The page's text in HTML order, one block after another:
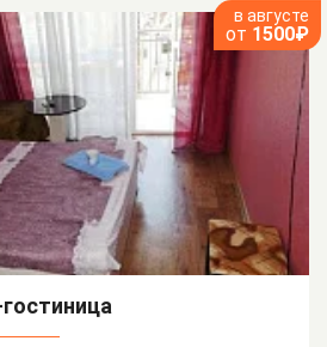
в августе
от 1500₽